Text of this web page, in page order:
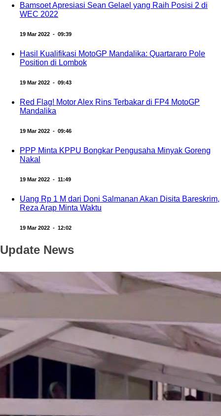
Bamsoet Apresiasi Sean Gelael yang Raih Posisi 2 di
WEC 2022
19 Mar 2022 - 09:39
Hasil Kualifikasi MotoGP Mandalika: Quartararo Pole
Position di Lombok
19 Mar 2022 - 09:43
Red Flag! Motor Alex Rins Terbakar di FP4 MotoGP
Mandalika
19 Mar 2022 - 09:46
PPP Minta KPPU Bongkar Pengusaha Minyak Goreng
Nakal
19 Mar 2022 - 11:49
Uang Rp 1 M dari Doni Salmanan Akan Disita Bareskrim,
Reza Arap Minta Waktu
19 Mar 2022 - 12:02
Update News